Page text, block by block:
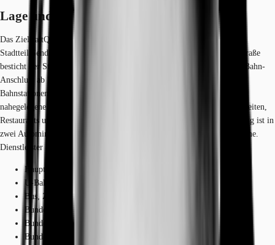
Lage und Verkehrsanbindung
Das ZielstattQuartier befindet sich südlich der Münchner Innenstadt im
Stadtteil Sendling. Gelegen zwischen Harras und der Boschetsrieder Straße
besticht der Standort durch seine innenstadtnahe Lage mit direktem S-Bahn-
Anschluss ab Mittersendling. In fußläufiger Entfernung liegen die U-
Bahnstationen Aidenbachstraße und Obersendling der Linie U3. Die
nahegelegene Boschetsrieder Straße bietet vielfältige Einkaufsmöglichkeiten,
Restaurants und andere gastronomische Einrichtungen. Der Mittlere Ring ist in
zwei Autominuten zu erreichen. Eine Tankstelle befindet sich in der Nähe.
Dienstleister des täglichen Bedarfs befinden sich in der Nähe.
Hauptbahnhof, München, Fahrzeit: 15 min
U-Bahn, Aidenbachstraße, Gehzeit: 8 min
Bus, Zielstattstraße, Linie 53, Gehzeit: 2 min
Bundesautobahn, A 95, Fahrzeit: 4 min
Bundesautobahn, A 96, Fahrzeit: 6 min
Bundesautobahn, A 8, Fahrzeit: 12 min